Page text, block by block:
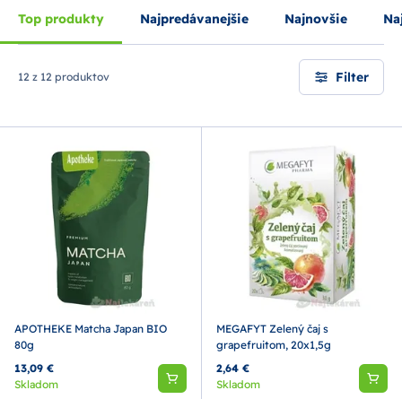
Top produkty Najpredávanejšie Najnovšie
12 z 12 produktov Filter
APOTHEKE Matcha Japan BIO
80g
13,09 €
Skladom
MEGAFYT Zelený čaj s
grapefruitom, 20x1,5g
2,64 €
Skladom